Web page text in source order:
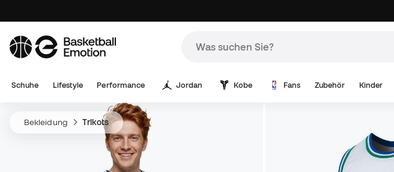
Schuhe Lifestyle Performance Jordan Kobe Fans Zubehör Kinder
Bekleidung Trikots